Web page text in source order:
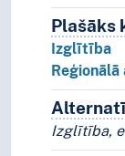
Plašāks
Izglītība
Izglītība,